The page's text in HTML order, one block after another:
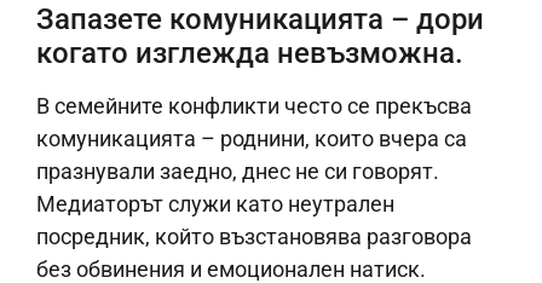
Запазете комуникацията – дори
когато изглежда невъзможна.
В семейните конфликти често се прекъсва
комуникацията – роднини, които вчера са
празнували заедно, днес не си говорят.
Медиаторът служи като неутрален
посредник, който възстановява разговора
без обвинения и емоционален натиск.